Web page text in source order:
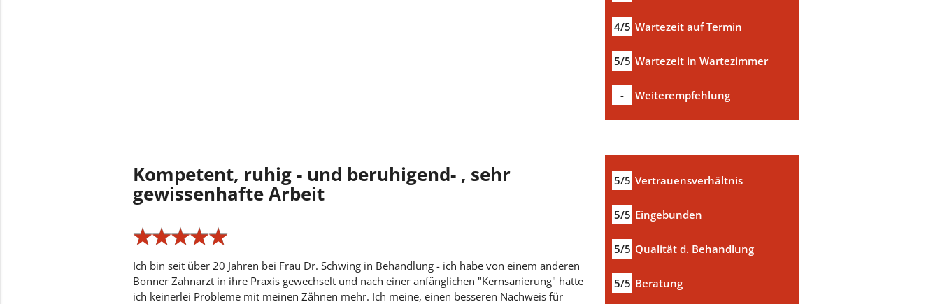
4/5 Wartezeit auf Termin
5/5 Wartezeit in Wartezimmer
- Weiterempfehlung
5/5 Vertrauensverhältnis
5/5 Eingebunden
5/5 Qualität d. Behandlung
5/5 Beratung
Kompetent, ruhig - und beruhigend- , sehr
gewissenhafte Arbeit
★★★★★
★★★★★
Ich bin seit über 20 Jahren bei Frau Dr. Schwing in Behandlung - ich habe von einem anderen
Bonner Zahnarzt in ihre Praxis gewechselt und nach einer anfänglichen "Kernsanierung" hatte
ich keinerlei Probleme mit meinen Zähnen mehr. Ich meine, einen besseren Nachweis für